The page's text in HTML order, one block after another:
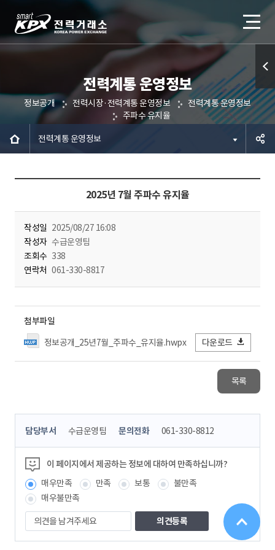
전력계통 운영정보
정보공개 전력시장·전력계통 운영정보
전력계통 운영정보
주파수 유지율
전력계통 운영정보
2025년 7월 주파수 유지율
작성일 2025/08/27 16:08
작성자 수급운영팀
조회수 338
연락처 061-330-8817
첨부파일
정보공개_25년7월_주파수_유지율.hwpx
다운로드
목록
콘
츠
정
보
책
임
자
담당부서 수급운영팀 문의전화 061-330-8812
이 페이지에서 제공하는 정보에 대하여 만족하십니까?
매우만족
만족 보통
불만족
매우불만족
의
견
을
퀵메
뉴 열
기